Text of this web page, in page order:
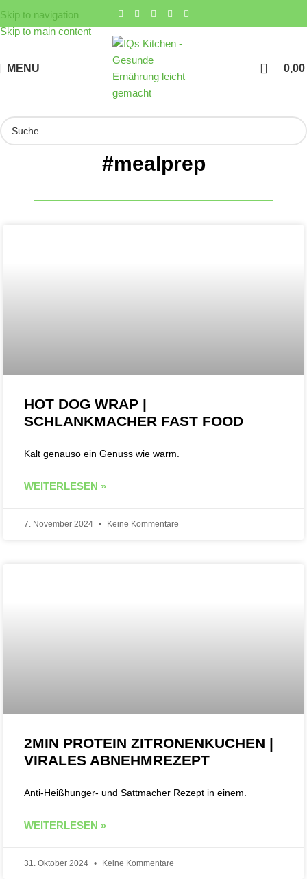
Skip to navigation
Skip to main content
MENU 0,00
#mealprep
HOT DOG WRAP |
SCHLANKMACHER FAST FOOD
Kalt genauso ein Genuss wie warm.
WEITERLESEN »
7. November 2024 Keine Kommentare
2MIN PROTEIN ZITRONENKUCHEN |
VIRALES ABNEHMREZEPT
Anti-Heißhunger- und Sattmacher Rezept in einem.
WEITERLESEN »
31. Oktober 2024 Keine Kommentare